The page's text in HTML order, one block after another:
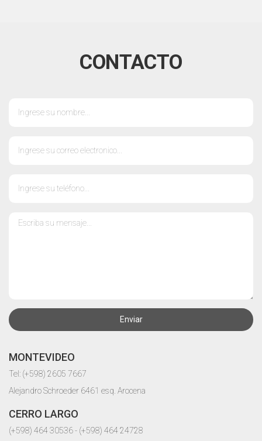
CONTACTO
Enviar
MONTEVIDEO
Tel: (+598) 2605 7667
Alejandro Schroeder 6461 esq. Arocena
CERRO LARGO
(+598) 464 30536 - (+598) 464 24728